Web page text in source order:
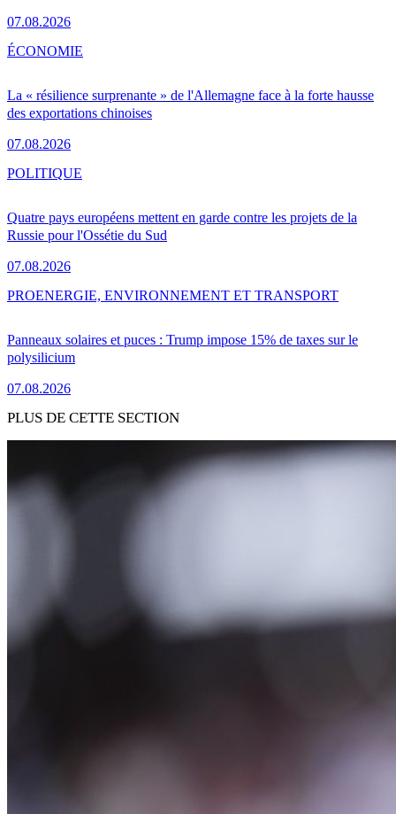
07.08.2026
La « résilience surprenante » de l'Allemagne face à la forte hausse
des exportations chinoises
07.08.2026
ÉCONOMIE
Quatre pays européens mettent en garde contre les projets de la
Russie pour l'Ossétie du Sud
07.08.2026
POLITIQUE
Panneaux solaires et puces : Trump impose 15% de taxes sur le
polysilicium
07.08.2026
PROENERGIE, ENVIRONNEMENT ET TRANSPORT
PLUS DE CETTE SECTION